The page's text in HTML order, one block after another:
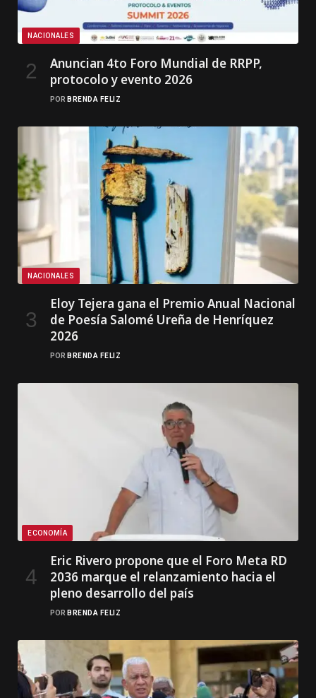
NACIONALES
Anuncian 4to Foro Mundial de RRPP,
protocolo y evento 2026
POR BRENDA FELIZ
NACIONALES
Eloy Tejera gana el Premio Anual Nacional
de Poesía Salomé Ureña de Henríquez
2026
POR BRENDA FELIZ
ECONOMÍA
Eric Rivero propone que el Foro Meta RD
2036 marque el relanzamiento hacia el
pleno desarrollo del país
POR BRENDA FELIZ